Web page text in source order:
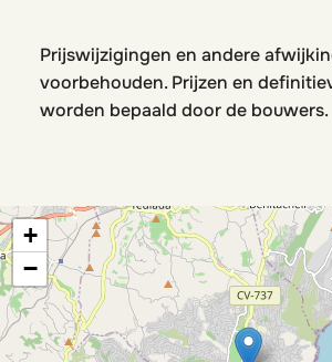
Prijswijzigingen en andere
voorbehouden. Prijzen en
worden bepaald door de bouwers.
+
−